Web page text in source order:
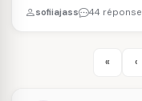
sofiiajass 44
« ‹